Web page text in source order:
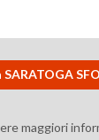
maggiori